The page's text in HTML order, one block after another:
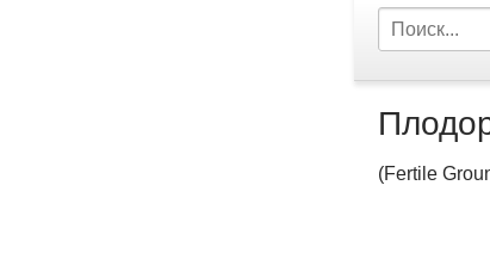
(Fertile